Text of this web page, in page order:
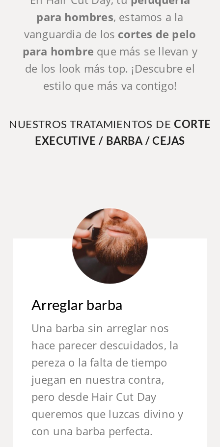
para hombres, estamos a la
vanguardia de los cortes de pelo
para hombre que más se llevan y
de los look más top. ¡Descubre el
estilo que más va contigo!
NUESTROS TRATAMIENTOS DECORTE
EXECUTIVE / BARBA / CEJAS
Arreglar barba
Una barba sin arreglar nos
hace parecer descuidados, la
pereza o la falta de tiempo
juegan en nuestra contra,
pero desde Hair Cut Day
queremos que luzcas divino y
con una barba perfecta.